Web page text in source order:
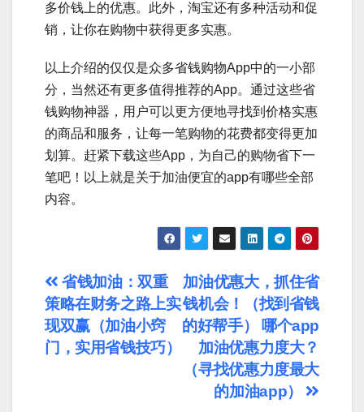
多价钱上的优惠。此外，淘宝还有多种活动和促
销，让你在购物中获得更多实惠。
以上介绍的仅仅是众多省钱购物App中的一小部
分，当然还有更多值得推荐的App。通过这些省
钱购物神器，用户可以更方便地寻找到价格实惠
的商品和服务，让每一笔购物的花费都变得更加
划算。赶紧下载这些App，为自己的购物省下一
笔吧！以上就是关于加油便宜的app有哪些全部
内容。
文
章
导
加油优惠大，抓住省
钱机会！（找到省钱
的好帮手） 哪个app
加油优惠力度大？
（寻找优惠力度最大
的加油app）
省钱加油：双重
策略在财务之路上实
现双赢（加油小窍
门，实用省钱技巧）